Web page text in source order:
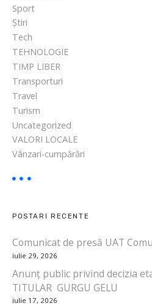
Sport
Știri
Tech
TEHNOLOGIE
TIMP LIBER
Transporturi
Travel
Turism
Uncategorized
VALORI LOCALE
Vânzari-cumpărări
POSTARI RECENTE
Comunicat de presă UAT
iulie 29, 2026
Anunț public privind decizia
TITULAR GURGU GELU
iulie 17, 2026